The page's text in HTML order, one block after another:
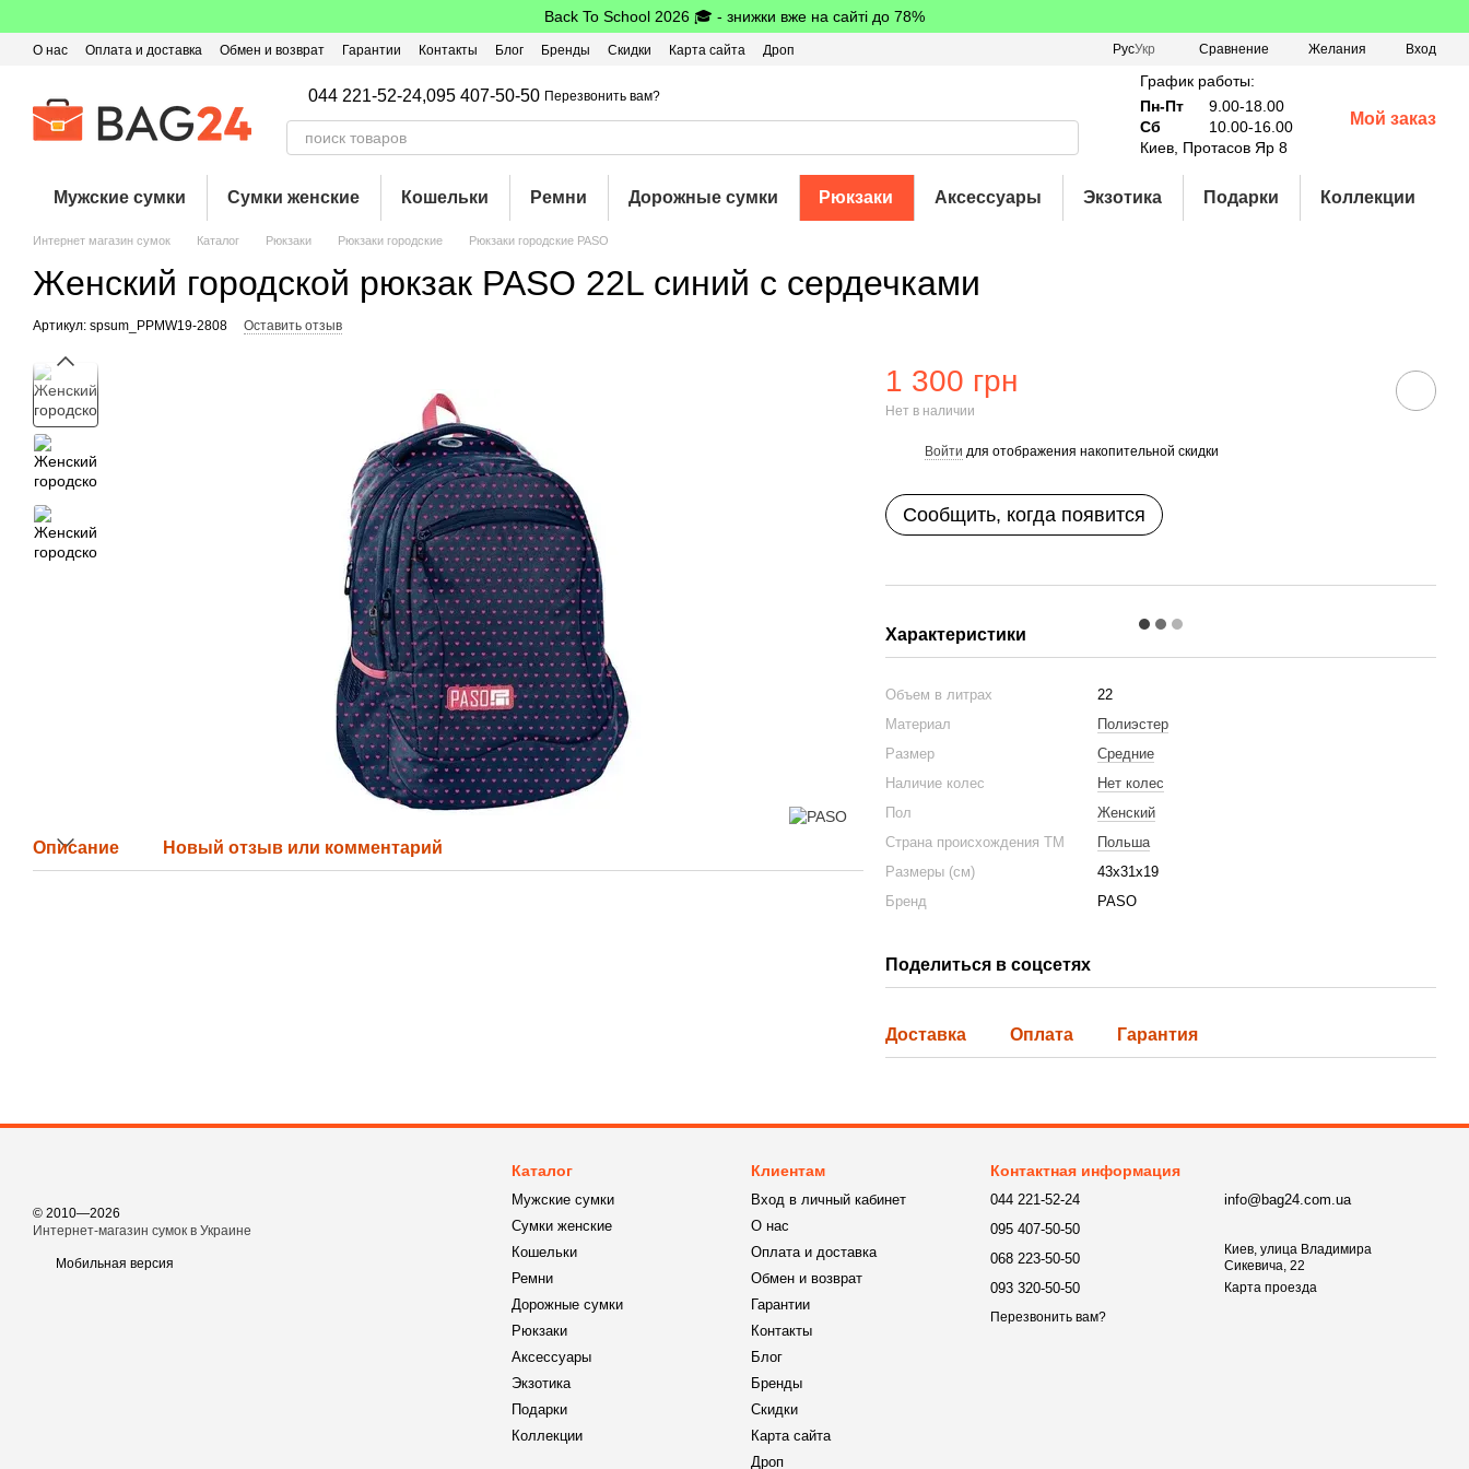
Back To School 2026 🎓 - знижки вже на сайті до 78%
О нас Оплата и доставка Обмен и возврат Гарантии Контакты Блог Бренды Скидки Карта сайта
Дроп
РусУкр Сравнение Желания Вход
044 221-52-24,095 407-50-50 Перезвонить вам?
График работы:
Пн-Пт
9.00-18.00
Сб
10.00-16.00
Киев, Протасов Яр 8
Мой заказ
Мужские сумки Сумки женские Кошельки Ремни Дорожные сумки Рюкзаки Аксессуары Экзотика Подарки Коллекции
Интернет магазин сумок Каталог Рюкзаки Рюкзаки городские Рюкзаки городские PASO
Женский городской рюкзак PASO 22L синий с сердечками
Артикул: spsum_PPMW19-2808 Оставить отзыв
Описание Новый отзыв или комментарий
1 300 грн
Нет в наличии
Войти для отображения накопительной скидки
Сообщить, когда появится
Характеристики
Объем в литрах
22
Материал
Полиэстер
Размер
Средние
Наличие колес
Нет колес
Пол
Женский
Страна происхождения ТМ
Польша
Размеры (см)
43x31x19
Бренд
PASO
Поделиться в соцсетях
Доставка Оплата Гарантия
© 2010—2026
Интернет-магазин сумок в Украине
Мобильная версия
Каталог
Мужские сумки
Сумки женские
Кошельки
Ремни
Дорожные сумки
Рюкзаки
Аксессуары
Экзотика
Подарки
Коллекции
Клиентам
Вход в личный кабинет
О нас
Оплата и доставка
Обмен и возврат
Гарантии
Контакты
Блог
Бренды
Скидки
Карта сайта
Дроп
Контактная информация
044 221-52-24
095 407-50-50
068 223-50-50
093 320-50-50
Перезвонить вам?
info@bag24.com.ua
Киев, улица Владимира
Сикевича, 22
Карта проезда